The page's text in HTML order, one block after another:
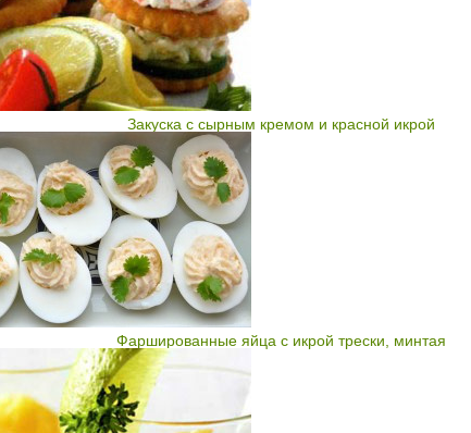
Закуска с сырным кремом и красной икрой
Фаршированные яйца с икрой трески, минтая